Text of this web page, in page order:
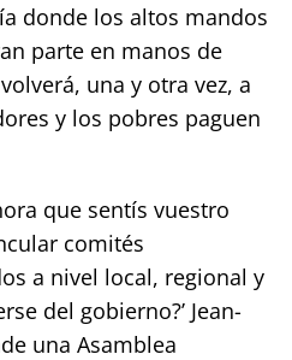
donde los altos mandos
parte en manos de
una y otra vez, a
y los pobres paguen
que sentís vuestro
comités
a nivel local, regional y
del gobierno?’ Jean-
una Asamblea